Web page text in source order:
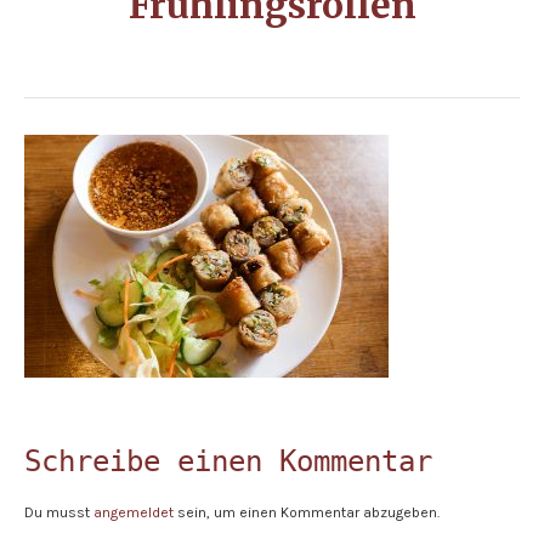
Schreibe einen Kommentar
Du musst angemeldet sein, um einen Kommentar abzugeben.